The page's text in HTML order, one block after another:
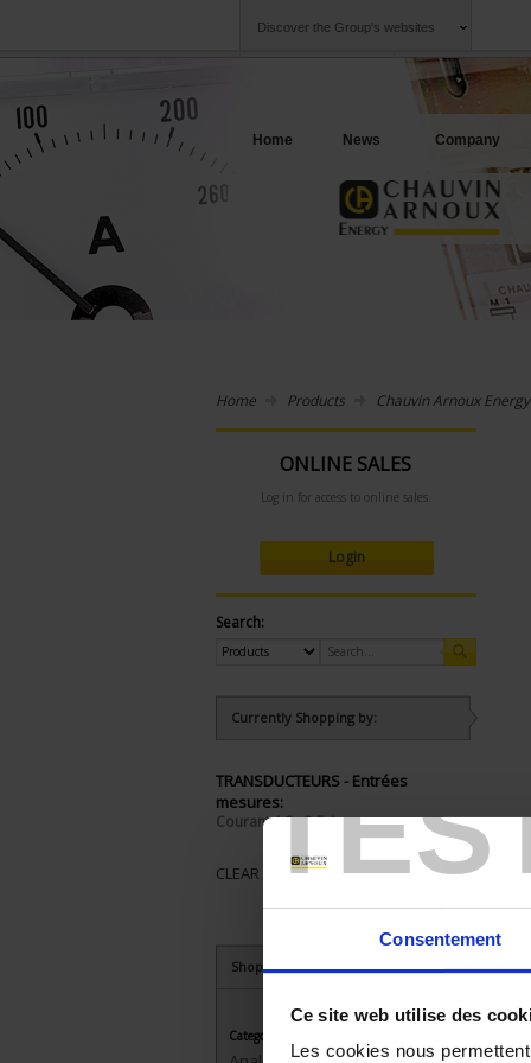
Consentement
Ce site web utilise des
Les cookies nous
Discover the Group's websites
Companies
An offering to
Home News Company
Home Products Chauvin Arnoux Energy
ONLINE SALES
Log in for access to online sales.
Login
Search:
Currently Shopping by:
TRANSDUCTEURS - Entrées
mesures:
Courant AC : 0-5 A
CLEAR ALL
Shop By
Category